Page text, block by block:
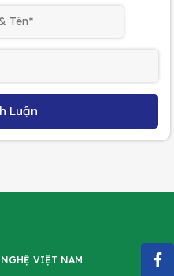
Luận
VIỆT NAM